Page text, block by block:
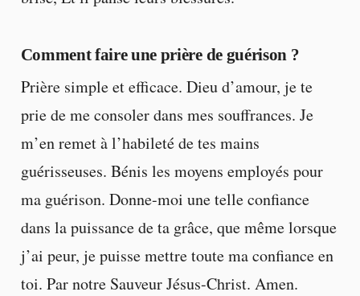
Comment faire une prière de guérison ?
Prière simple et efficace. Dieu d’amour, je te
prie de me consoler dans mes souffrances. Je
m’en remet à l’habileté de tes mains
guérisseuses. Bénis les moyens employés pour
ma guérison. Donne-moi une telle confiance
dans la puissance de ta grâce, que même lorsque
j’ai peur, je puisse mettre toute ma confiance en
toi. Par notre Sauveur Jésus-Christ. Amen.